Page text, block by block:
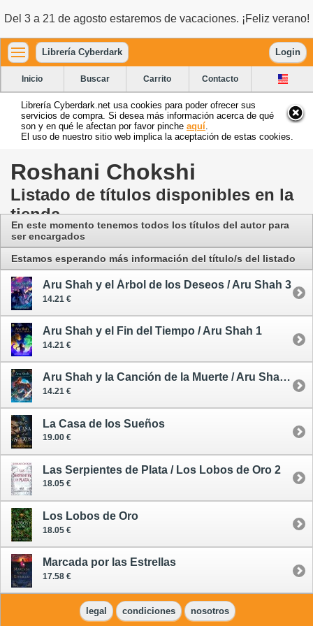
Del 3 a 21 de agosto estaremos de vacaciones. ¡Feliz verano!
Librería Cyberdark Login
Inicio Buscar Carrito Contacto
Librería Cyberdark.net usa cookies para poder ofrecer sus
servicios de compra. Si desea más información acerca de qué
son y en qué le afectan por favor pinche aquí
El uso de nuestro sitio web implica la aceptación de estas cookies.
Roshani Chokshi
Listado de títulos disponibles en la
tienda
En este momento tenemos todos los títulos del autor para
ser encargados
Estamos esperando más información del título/s del listado
Aru Shah y el Árbol de los Deseos / Aru Shah 3
14.21 €
Aru Shah y el Fin del Tiempo / Aru Shah 1
14.21 €
Aru Shah y la Canción de la Muerte / Aru Shah 2
14.21 €
La Casa de los Sueños
19.00 €
Las Serpientes de Plata / Los Lobos de Oro 2
18.05 €
Los Lobos de Oro
18.05 €
Marcada por las Estrellas
17.58 €
legal condiciones nosotros